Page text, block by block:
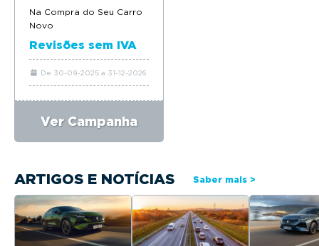
Na Compra do Seu Carro
Novo
Revisões sem IVA
De 30-09-2025 a 31-12-2026
Ver Campanha
ARTIGOS E NOTÍCIAS Saber mais >